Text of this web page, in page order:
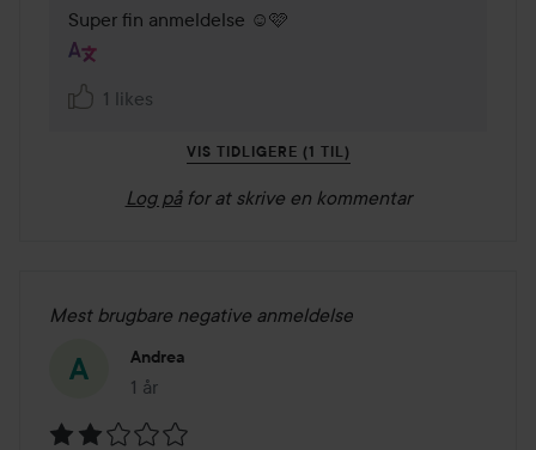
Super fin anmeldelse ☺️🩷
1 likes
VIS TIDLIGERE (1 TIL)
Log på for at skrive en kommentar
Mest brugbare negative anmeldelse
Andrea
1 år
Posten blev oprettet 1 år